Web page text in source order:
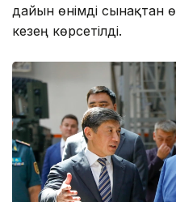
дайын өнімді сынақтан
кезең көрсетілді.